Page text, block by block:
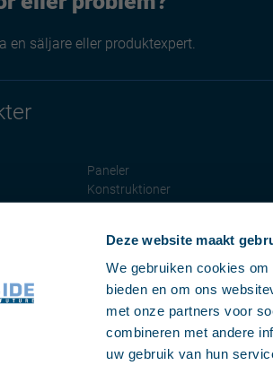
Deze website maakt
We gebruiken cookies
bieden en om ons
met onze partners voor
combineren met andere
uw gebruik van hun
en säljare eller produktexpert.
Paneler
Konstruktioner